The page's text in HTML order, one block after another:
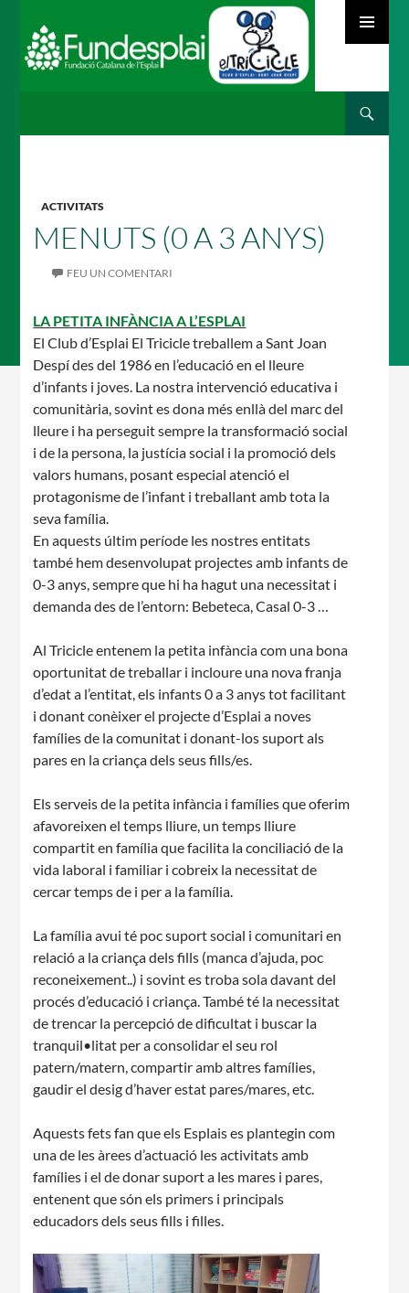
ACTIVITATS
MENUTS (0 A 3 ANYS)
FEU UN COMENTARI
LA PETITA INFÀNCIA A L’ESPLAI
El Club d’Esplai El Tricicle treballem a Sant Joan
Despí des del 1986 en l’educació en el lleure
d’infants i joves. La nostra intervenció educativa i
comunitària, sovint es dona més enllà del marc del
lleure i ha perseguit sempre la transformació social
i de la persona, la justícia social i la promoció dels
valors humans, posant especial atenció el
protagonisme de l’infant i treballant amb tota la
seva família.
En aquests últim període les nostres entitats
també hem desenvolupat projectes amb infants de
0-3 anys, sempre que hi ha hagut una necessitat i
demanda des de l’entorn: Bebeteca, Casal 0-3 …
Al Tricicle entenem la petita infància com una bona
oportunitat de treballar i incloure una nova franja
d’edat a l’entitat, els infants 0 a 3 anys tot facilitant
i donant conèixer el projecte d’Esplai a noves
famílies de la comunitat i donant-los suport als
pares en la criança dels seus fills/es.
Els serveis de la petita infància i famílies que oferim
afavoreixen el temps lliure, un temps lliure
compartit en família que facilita la conciliació de la
vida laboral i familiar i cobreix la necessitat de
cercar temps de i per a la família.
La família avui té poc suport social i comunitari en
relació a la criança dels fills (manca d’ajuda, poc
reconeixement..) i sovint es troba sola davant del
procés d’educació i criança. També té la necessitat
de trencar la percepció de dificultat i buscar la
tranquil•litat per a consolidar el seu rol
patern/matern, compartir amb altres famílies,
gaudir el desig d’haver estat pares/mares, etc.
Aquests fets fan que els Esplais es plantegin com
una de les àrees d’actuació les activitats amb
famílies i el de donar suport a les mares i pares,
entenent que són els primers i principals
educadors dels seus fills i filles.
ALBERG CENTRE ESPLAI
FORMACIÓ
CASES DE COLÒNIES
ACCIÓ SOCIAL I JOVES
SUPORT TERCER SECTOR
CONEIX FUNDESPLAI
La Fundació
L'equip
Missió i valors
Els comptes clars
Memòria d'activitats
Proposta educativa
ACTUALITAT
Notícies